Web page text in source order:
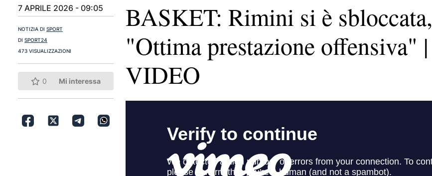
7 APRILE 2026 - 09:05
NOTIZIA DI SPORT
DI SPORT24
473 VISUALIZZAZIONI
0 Mi interessa
BASKET: Rimini si è sbloccata,
"Ottima prestazione offensiva" |
VIDEO